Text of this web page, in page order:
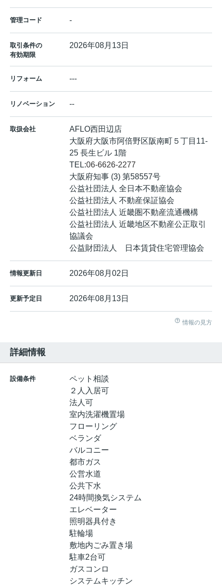
管理コード -
取引条件の
有効期限
2026年08月13日
リフォーム ---
リノベーション --
取扱会社
AFLO西田辺店
大阪府大阪市阿倍野区阪南町５丁目11-
25 長生ビル 1階
TEL:06-6626-2277
大阪府知事 (3) 第58557号
公益社団法人 全日本不動産協会
公益社団法人 不動産保証協会
公益社団法人 近畿圏不動産流通機構
公益社団法人 近畿地区不動産公正取引
協議会
公益財団法人 日本賃貸住宅管理協会
情報更新日 2026年08月02日
更新予定日 2026年08月13日
情報の見方
詳細情報
設備条件
ペット相談
２人入居可
法人可
室内洗濯機置場
フローリング
ベランダ
バルコニー
都市ガス
公営水道
公共下水
24時間換気システム
エレベーター
照明器具付き
駐輪場
敷地内ごみ置き場
駐車2台可
ガスコンロ
システムキッチン